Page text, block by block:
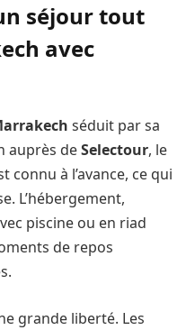
séjour tout
avec
séduit par sa
auprès deSelectour, le
connu à l’avance, ce qui
L’hébergement,
piscine ou en riad
de repos
grande liberté. Les